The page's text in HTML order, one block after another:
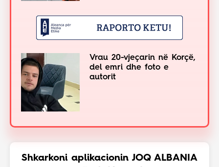
Vrau 20-vjeçarin në Korçë,
del emri dhe foto e
autorit
Shkarkoni aplikacionin JOQ ALBANIA